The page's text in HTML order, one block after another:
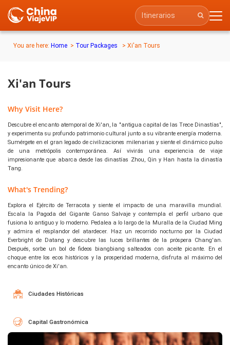
You are here: Home > Tour Packages > Xi'an Tours
Xi'an Tours
Why Visit Here?
Descubre el encanto atemporal de Xi'an, la "antigua capital de las Trece Dinastías",
y experimenta su profundo patrimonio cultural junto a su vibrante energía moderna.
Sumérgete en el gran legado de civilizaciones milenarias y siente el dinámico pulso
de una metrópolis contemporánea. Así vivirás una experiencia de viaje
impresionante que abarca desde las dinastías Zhou, Qin y Han hasta la dinastía
Tang.
What's Trending?
Explora el Ejército de Terracota y siente el impacto de una maravilla mundial.
Escala la Pagoda del Gigante Ganso Salvaje y contempla el perfil urbano que
fusiona lo antiguo y lo moderno. Pedalea a lo largo de la Muralla de la Ciudad Ming
y admira el resplandor del atardecer. Haz un recorrido nocturno por la Ciudad
Everbright de Datang y descubre las luces brillantes de la próspera Chang'an.
Después, sorbe un bol de fideos biangbiang salteados con aceite picante. En el
choque entre los ecos históricos y la prosperidad moderna, disfruta al máximo del
encanto único de Xi'an.
Ciudades Históricas
Capital Gastronómica